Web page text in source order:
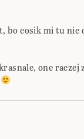
bo cosik mi tu nie
one raczej